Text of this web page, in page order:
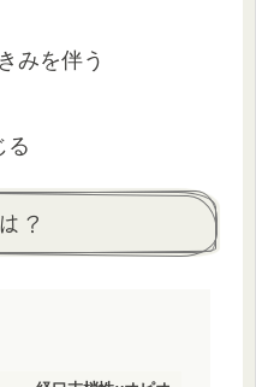
みを伴う
る
？